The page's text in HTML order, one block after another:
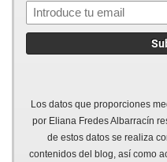
Los datos que proporciones
por Eliana Fredes Albarracín
de estos datos se realiza
contenidos del blog, así como